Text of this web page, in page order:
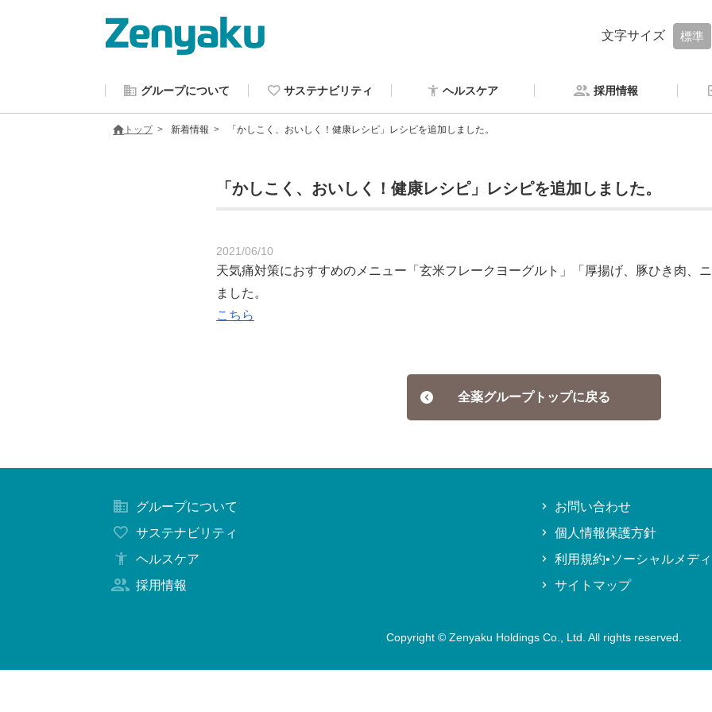
文字サイズ 標準
グループについて サステナビリティ ヘルスケア 採用情報
トップ 新着情報 「かしこく、おいしく！健康レシピ」レシピを追加しました。
「かしこく、おいしく！健康レシピ」レシピを追加しました。
2021/06/10
天気痛対策におすすめのメニュー「玄米フレークヨーグルト」「厚揚げ、豚ひき肉、
ました。
こちら
全薬グループトップに戻る
グループについて
サステナビリティ
ヘルスケア
採用情報
お問い合わせ
個人情報保護方針
利用規約•ソーシャルメデ
サイトマップ
Copyright © Zenyaku Holdings Co., Ltd. All rights reserved.